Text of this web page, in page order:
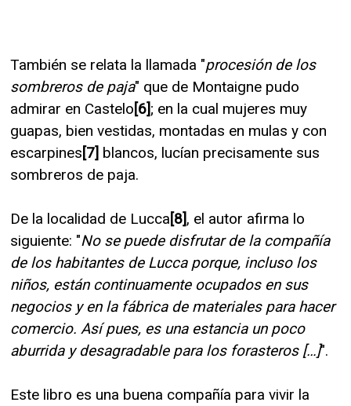
También se relata la llamada "procesión de los
sombreros de paja" que de Montaigne pudo
admirar en Castelo[6]; en la cual mujeres muy
guapas, bien vestidas, montadas en mulas y con
escarpines[7] blancos, lucían precisamente sus
sombreros de paja.
De la localidad de Lucca[8], el autor afirma lo
siguiente: "No se puede disfrutar de la compañía
de los habitantes de Lucca porque, incluso los
niños, están continuamente ocupados en sus
negocios y en la fábrica de materiales para hacer
comercio. Así pues, es una estancia un poco
aburrida y desagradable para los forasteros […]".
Este libro es una buena compañía para vivir la